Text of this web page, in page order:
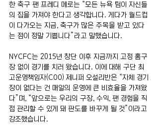
한 축구 팬 프레디 메로는 “모든 뉴욕 팀이 자신들
의 집을 가져야 한다고 생각합니다. 게다가 월드컵
이 다가오는 지금, 축구가 많은 주목을 받고 있다
는 점이 정말 기쁩니다”라고 말했습니다.
NYCFC는 2015년 창단 이후 지금까지 고정 홈구
장 없이 경기를 치러 왔습니다. 이에 대해 구단 최
고운영책임자(COO) 제니퍼 오설리반은 “자체 경기
장이 없다는 건 매일의 운영에 큰 비효율을 가져왔
다”며, “앞으로는 우리의 구장, 수익, 팬 경험을 직
접 관리할 수 있게 돼 판도를 바꾸게 될 것”이라고
강조했습니다.